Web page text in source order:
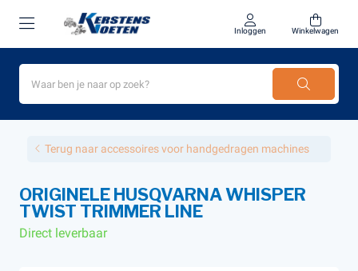
Inloggen Winkelwagen
Terug naar accessoires voor handgedragen machines
ORIGINELE HUSQVARNA WHISPER
TWIST TRIMMER LINE
Direct leverbaar